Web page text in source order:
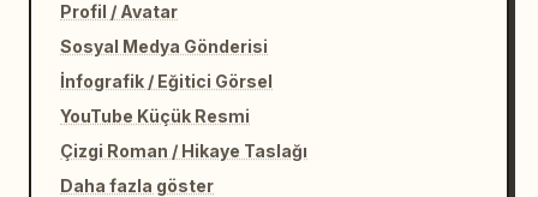
Profil / Avatar
Sosyal Medya Gönderisi
İnfografik / Eğitici Görsel
YouTube Küçük Resmi
Çizgi Roman / Hikaye Taslağı
Daha fazla göster